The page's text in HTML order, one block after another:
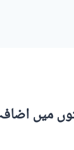
کے نتیجے میں